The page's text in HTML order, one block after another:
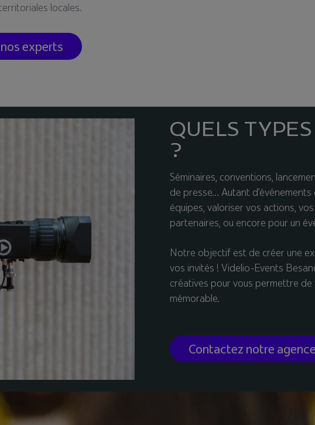
locales.
experts
QUELS
?
Séminaires, conventions,
de presse… Autant
équipes, valoriser vos actions,
partenaires, ou encore pour un
Notre objectif est de créer une
vos invités ! Videlio-Events
créatives pour vous permettre
mémorable.
Contactez notre